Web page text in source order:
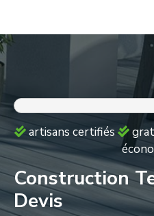
i
p
c
n
t
e
n
t
artisans certifiés
Construction
Devis